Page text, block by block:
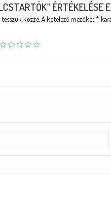
ÉRTÉKELÉSE
közzé. A kötelező mezőket *